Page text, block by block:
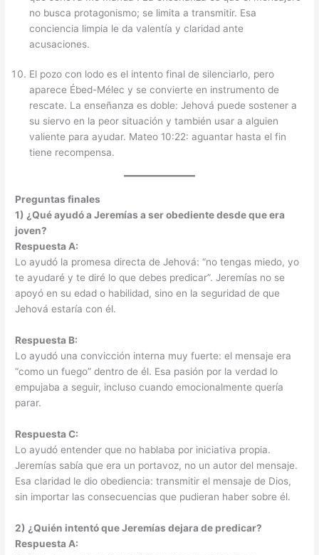
no busca protagonismo; se limita a transmitir. Esa
conciencia limpia le da valentía y claridad ante
acusaciones.
El pozo con lodo es el intento final de silenciarlo, pero
aparece Ébed-Mélec y se convierte en instrumento de
rescate. La enseñanza es doble: Jehová puede sostener a
su siervo en la peor situación y también usar a alguien
valiente para ayudar. Mateo 10:22: aguantar hasta el fin
tiene recompensa.
Preguntas finales
1) ¿Qué ayudó a Jeremías a ser obediente desde que era
joven?
Respuesta A:
Lo ayudó la promesa directa de Jehová: “no tengas miedo, yo
te ayudaré y te diré lo que debes predicar”. Jeremías no se
apoyó en su edad o habilidad, sino en la seguridad de que
Jehová estaría con él.
Respuesta B:
Lo ayudó una convicción interna muy fuerte: el mensaje era
“como un fuego” dentro de él. Esa pasión por la verdad lo
empujaba a seguir, incluso cuando emocionalmente quería
parar.
Respuesta C:
Lo ayudó entender que no hablaba por iniciativa propia.
Jeremías sabía que era un portavoz, no un autor del mensaje.
Esa claridad le dio obediencia: transmitir el mensaje de Dios,
sin importar las consecuencias que pudieran haber sobre él.
2) ¿Quién intentó que Jeremías dejara de predicar?
Respuesta A: